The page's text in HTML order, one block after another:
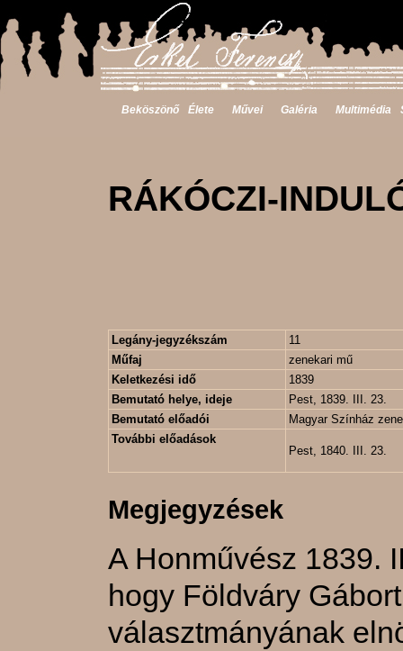
Beköszönő Élete Művei Galéria Multimédia
RÁKÓCZI-
Legány-jegyzékszám
11
Műfaj
zenekari mű
Keletkezési idő
1839
Bemutató helye, ideje
Pest, 1839. III. 23.
Bemutató előadói
Magyar Színház
További előadások
Pest, 1840. III. 23.
Megjegyzések
A Honművész 1839.
hogy Földváry
választmányának